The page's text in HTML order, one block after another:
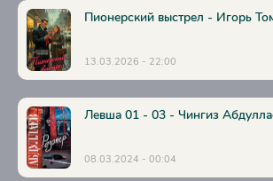
Пионерский выстрел - Игорь
13.03.2026 - 22:00
Левша 01 - 03 - Чингиз
08.03.2024 - 00:04